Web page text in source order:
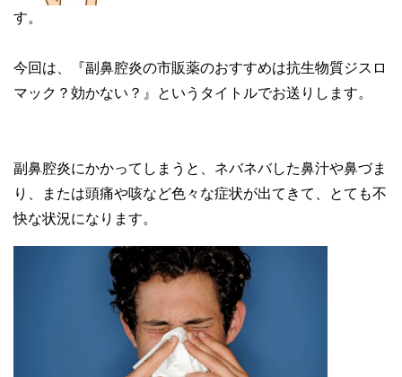
す。
今回は、『副鼻腔炎の市販薬のおすすめは抗生物質ジスロ
マック？効かない？』というタイトルでお送りします。
副鼻腔炎にかかってしまうと、ネバネバした鼻汁や鼻づま
り、または頭痛や咳など色々な症状が出てきて、とても不
快な状況になります。